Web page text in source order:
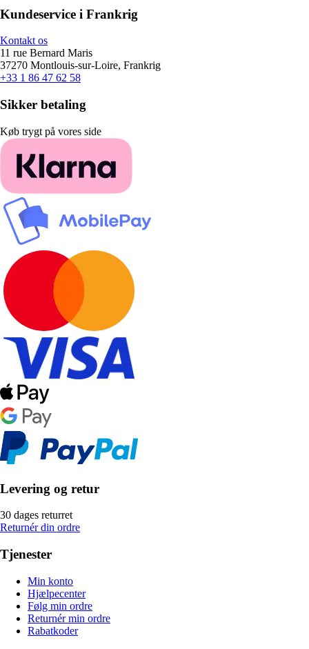
Kundeservice i Frankrig
Kontakt os
11 rue Bernard Maris
37270 Montlouis-sur-Loire, Frankrig
+33 1 86 47 62 58
Sikker betaling
Køb trygt på vores side
Levering og retur
30 dages returret
Returnér din ordre
Tjenester
Min konto
Hjælpecenter
Følg min ordre
Returnér min ordre
Rabatkoder